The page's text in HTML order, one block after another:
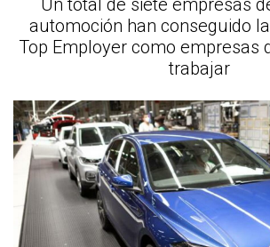
Un total de siete empresas
automoción han conseguido
Top Employer como empresas
trabajar